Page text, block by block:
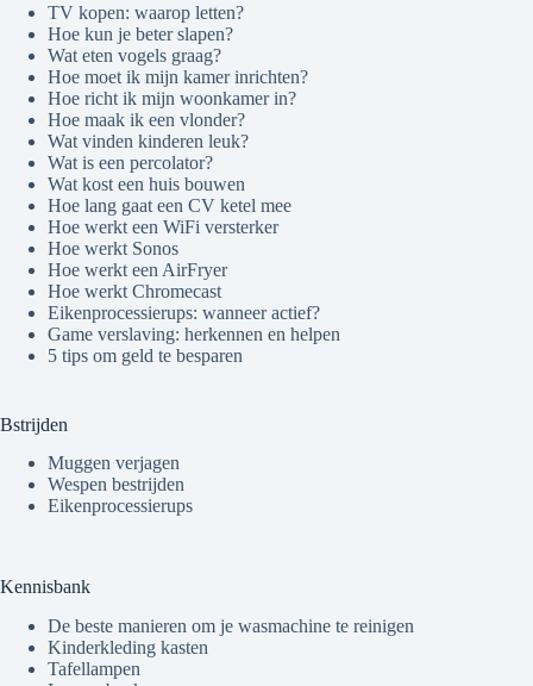
TV kopen: waarop letten?
Hoe kun je beter slapen?
Wat eten vogels graag?
Hoe moet ik mijn kamer inrichten?
Hoe richt ik mijn woonkamer in?
Hoe maak ik een vlonder?
Wat vinden kinderen leuk?
Wat is een percolator?
Wat kost een huis bouwen
Hoe lang gaat een CV ketel mee
Hoe werkt een WiFi versterker
Hoe werkt Sonos
Hoe werkt een AirFryer
Hoe werkt Chromecast
Eikenprocessierups: wanneer actief?
Game verslaving: herkennen en helpen
5 tips om geld te besparen
Bstrijden
Muggen verjagen
Wespen bestrijden
Eikenprocessierups
Kennisbank
De beste manieren om je wasmachine te reinigen
Kinderkleding kasten
Tafellampen